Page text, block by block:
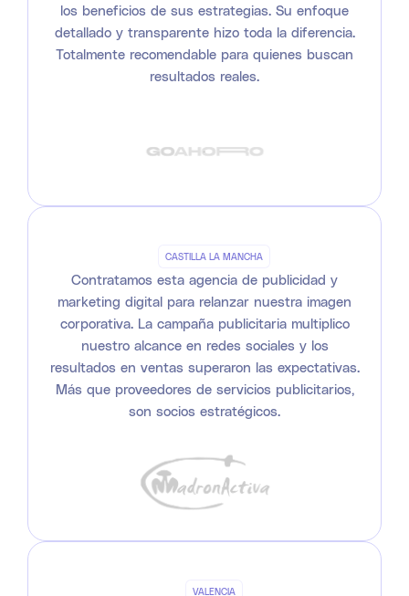
los beneficios de sus estrategias. Su enfoque
detallado y transparente hizo toda la diferencia.
Totalmente recomendable para quienes buscan
resultados reales.
CASTILLA LA MANCHA
Contratamos esta agencia de publicidad y
marketing digital para relanzar nuestra imagen
corporativa. La campaña publicitaria multiplico
nuestro alcance en redes sociales y los
resultados en ventas superaron las expectativas.
Más que proveedores de servicios publicitarios,
son socios estratégicos.
VALENCIA